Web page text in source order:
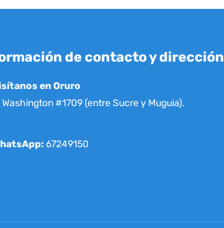
de contacto y dirección
en Oruro
Washington #1709 (entre Sucre y Muguia).
67249150